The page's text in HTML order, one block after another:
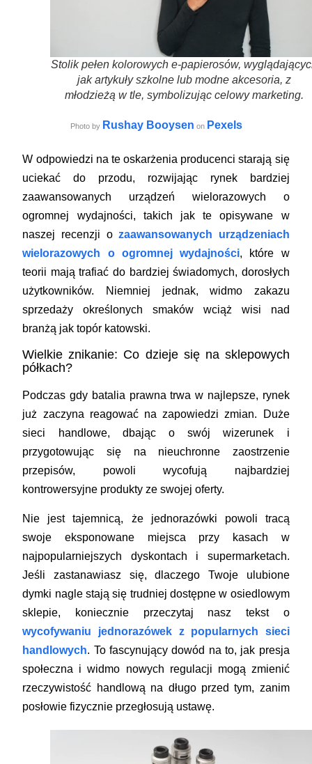
Stolik pełen kolorowych e-papierosów,
jak artykuły szkolne lub modne akcesoria, z
młodzieżą w tle, symbolizując celowy marketing.
Photo by Rushay Booysen on Pexels
W odpowiedzi na te oskarżenia producenci starają się
uciekać do przodu, rozwijając rynek bardziej
zaawansowanych urządzeń wielorazowych o
ogromnej wydajności, takich jak te opisywane w
naszej recenzji ozaawansowanych urządzeniach
wielorazowych o ogromnej wydajności, które w
teorii mają trafiać do bardziej świadomych, dorosłych
użytkowników. Niemniej jednak, widmo zakazu
sprzedaży określonych smaków wciąż wisi nad
branżą jak topór katowski.
Wielkie znikanie: Co dzieje się na sklepowych
półkach?
Podczas gdy batalia prawna trwa w najlepsze, rynek
już zaczyna reagować na zapowiedzi zmian. Duże
sieci handlowe, dbając o swój wizerunek i
przygotowując się na nieuchronne zaostrzenie
przepisów, powoli wycofują najbardziej
kontrowersyjne produkty ze swojej oferty.
Nie jest tajemnicą, że jednorazówki powoli tracą
swoje eksponowane miejsca przy kasach w
najpopularniejszych dyskontach i supermarketach.
Jeśli zastanawiasz się, dlaczego Twoje ulubione
dymki nagle stają się trudniej dostępne w osiedlowym
sklepie, koniecznie przeczytaj nasz tekst o
wycofywaniu jednorazówek z popularnych sieci
handlowych. To fascynujący dowód na to, jak presja
społeczna i widmo nowych regulacji mogą zmienić
rzeczywistość handlową na długo przed tym, zanim
posłowie fizycznie przegłosują ustawę.